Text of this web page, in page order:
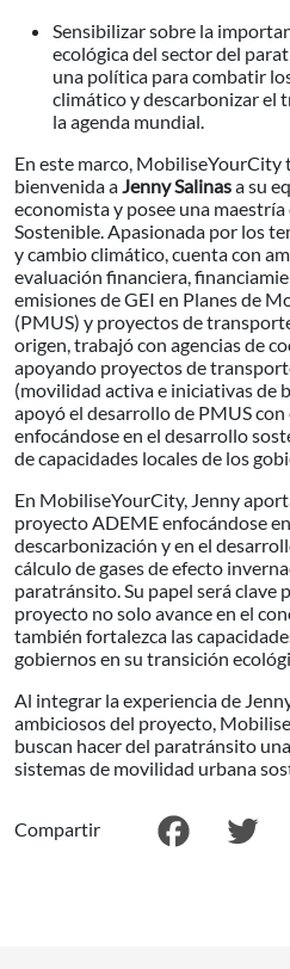
Sensibilizar sobre la
ecológica del sector del
una política para combatir
climático y descarbonizar el
la agenda mundial.
En este marco, MobiliseYourCity
bienvenida aJenny Salinasa su
economista y posee una
Sostenible. Apasionada por los
y cambio climático, cuenta con
evaluación financiera,
emisiones de GEI en Planes de
(PMUS) y proyectos de
origen, trabajó con agencias de
apoyando proyectos de
(movilidad activa e iniciativas de
apoyó el desarrollo de PMUS
enfocándose en el desarrollo
de capacidades locales de los
En MobiliseYourCity, Jenny
proyecto ADEME enfocándose
descarbonización y en el
cálculo de gases de efecto
paratránsito. Su papel será clave
proyecto no solo avance en el
también fortalezca las
gobiernos en su transición
Al integrar la experiencia de
ambiciosos del proyecto,
buscan hacer del paratránsito
sistemas de movilidad urbana
Compartir